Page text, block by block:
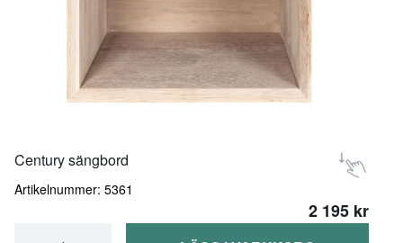
Century sängbord
Artikelnummer: 5361
2 195 kr